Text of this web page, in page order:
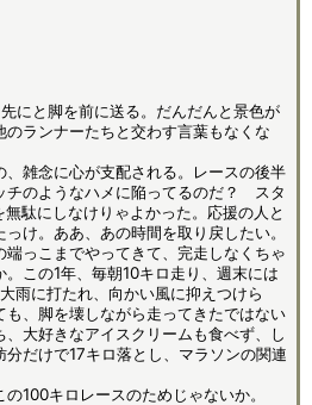
にと脚を前に送る。だんだんと景色が
ランナーたちと交わす言葉もなくな
雑念に心が支配される。レースの後半
チのようなハメに陥ってるのだ？ スタ
駄にしなけりゃよかった。応援の人と
け。ああ、あの時間を取り戻したい。
っこまでやってきて、完走しなくちゃ
この1年、毎朝10キロ走り、週末には
雨に打たれ、向かい風に抑えつけら
、脚を壊しながら走ってきたではない
大好きなアイスクリームも食べず、し
分だけで17キロ落とし、マラソンの関連
100キロレースのためじゃないか。